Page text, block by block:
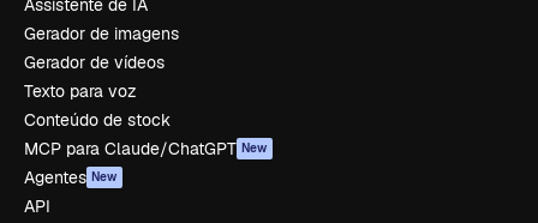
Assistente de IA
Gerador de imagens
Gerador de vídeos
Texto para voz
Conteúdo de stock
MCP para Claude/ChatGPT New
Agentes New
API